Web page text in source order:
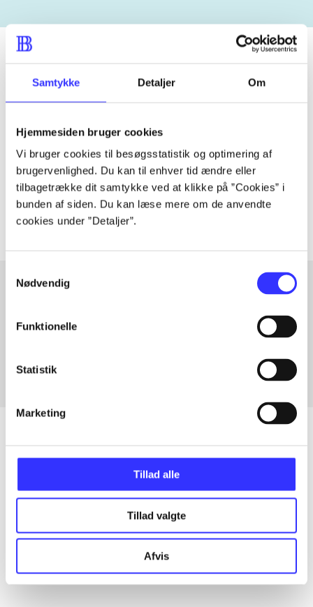
Samtykke Detaljer Om
Hjemmesiden bruger cookies
Vi bruger cookies til besøgsstatistik og optimering af
brugervenlighed. Du kan til enhver tid ændre eller
tilbagetrække dit samtykke ved at klikke på ”Cookies” i
bunden af siden. Du kan læse mere om de anvendte
cookies under ”Detaljer”.
Nødvendig
Funktionelle
Statistik
Marketing
Tillad alle
Tillad valgte
Afvis
Tidsskrift
lorem ipsum dolor sit amet ...
Tidsskrift
Artiklerne i handler ofte om
Alle registrerede artikler fordelt på udgivelser
...